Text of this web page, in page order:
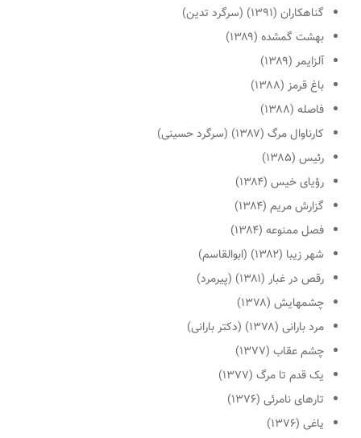
گناهکاران (۱۳۹۱) (سرگرد تدین)
بهشت گمشده (۱۳۸۹)
آلزایمر (۱۳۸۹)
باغ قرمز (۱۳۸۸)
فاصله (۱۳۸۸)
کارناوال مرگ (۱۳۸۷) (سرگرد حسینی)
رئیس (۱۳۸۵)
رؤیای خیس (۱۳۸۴)
گزارش مریم (۱۳۸۴)
فصل ممنوعه (۱۳۸۴)
شهر زیبا (۱۳۸۲) (ابوالقاسم)
رقص در غبار (۱۳۸۱) (پیرمرد)
چشمهایش (۱۳۷۸)
مرد بارانی (۱۳۷۸) (دکتر بارانی)
چشم عقاب (۱۳۷۷)
یک قدم تا مرگ (۱۳۷۷)
تارهای نامرئی (۱۳۷۶)
یاغی (۱۳۷۶)